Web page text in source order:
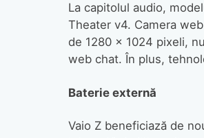
La capitolul audio,
Theater v4. Camera
de 1280 x 1024 pixeli,
web chat. În plus,
Baterie externă
Vaio Z beneficiază de